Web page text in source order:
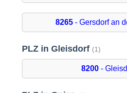
8265 - Gersdorf an
PLZ in Gleisdorf (1)
8200 -